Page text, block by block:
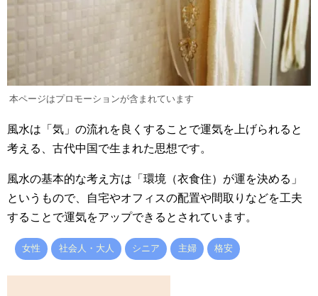
本ページはプロモーションが含まれています
風水は「気」の流れを良くすることで運気を上げられると
考える、古代中国で生まれた思想です。
風水の基本的な考え方は「環境（衣食住）が運を決める」
というもので、自宅やオフィスの配置や間取りなどを工夫
することで運気をアップできるとされています。
女性 社会人・大人 シニア 主婦 格安